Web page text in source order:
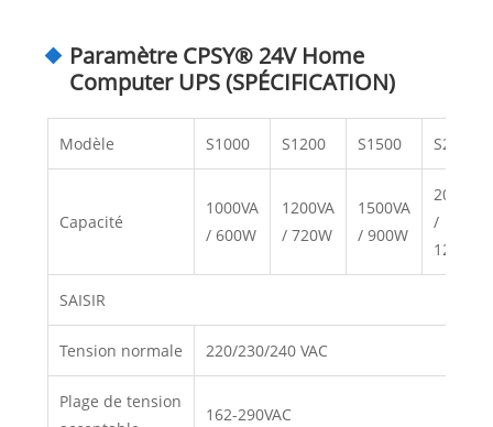
Paramètre CPSY® 24V Home
Computer UPS (SPÉCIFICATION)
Modèle S1000 S1200 S1500 S2000
Capacité
1000VA
/ 600W
1200VA
/ 720W
1500VA
/ 900W
2000VA
/
1200W
SAISIR
Tension normale 220/230/240 VAC
Plage de tension
162-290VAC